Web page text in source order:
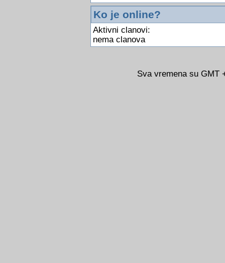
Ko je online?
Aktivni clanovi:
nema clanova
Sva vremena su GMT